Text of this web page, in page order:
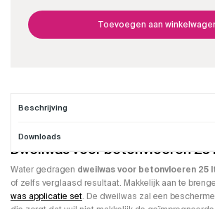
aantal
Toevoegen aan
Beschrijving
Downloads
Dweilwas voor betonvloeren 25
Water gedragen dweilwas voor betonvloeren 25
of zelfs verglaasd resultaat. Makkelijk aan te
was applicatie set. De dweilwas zal een